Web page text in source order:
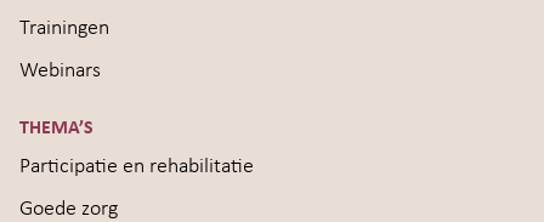
Trainingen
Webinars
THEMA’S
Participatie en rehabilitatie
Goede zorg